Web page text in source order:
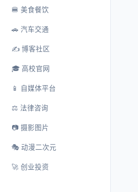
🍔 美食餐饮
🚗 汽车交通
✍️ 博客社区
🎓 高校官网
📱 自媒体平台
⚖️ 法律咨询
📷 摄影图片
🎭 动漫二次元
🚀 创业投资